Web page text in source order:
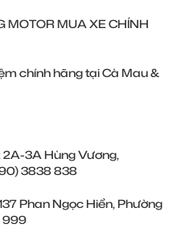
MOTOR MUA XE CHÍNH
chính hãng tại Cà Mau &
3A Hùng Vương,
3838 838
137 Phan Ngọc Hiển, Phường
999